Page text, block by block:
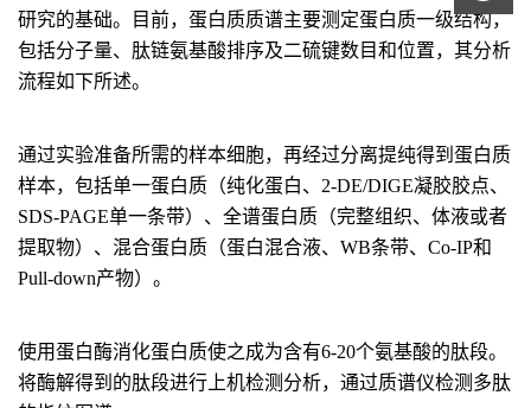
研究的基础。目前，蛋白质质谱主要测定蛋白质一级结构，
包括分子量、肽链氨基酸排序及二硫键数目和位置，其分析
流程如下所述。
通过实验准备所需的样本细胞，再经过分离提纯得到蛋白质
样本，包括单一蛋白质（纯化蛋白、2-DE/DIGE凝胶胶点、
SDS-PAGE单一条带）、全谱蛋白质（完整组织、体液或者
提取物）、混合蛋白质（蛋白混合液、WB条带、Co-IP和
Pull-down产物）。
使用蛋白酶消化蛋白质使之成为含有6-20个氨基酸的肽段。
将酶解得到的肽段进行上机检测分析，通过质谱仪检测多肽